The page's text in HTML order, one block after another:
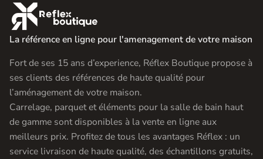

La référence en ligne pour l'amenagement de votre maison
Fort de ses 15 ans d’experience, Réflex Boutique propose à
ses clients des références de haute qualité pour
l’aménagement de votre maison.
Carrelage, parquet et éléments pour la salle de bain haut
de gamme sont disponibles à la vente en ligne aux
meilleurs prix. Profitez de tous les avantages Réflex : un
service livraison de haute qualité, des échantillons gratuits,